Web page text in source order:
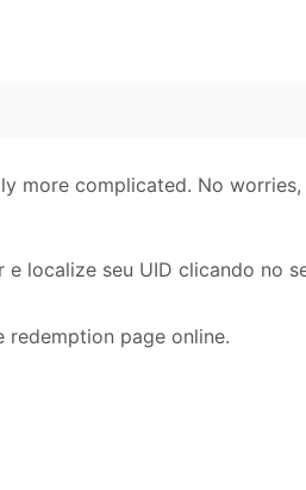
more complicated. No
localize seu UID clicando no
redemption page online.